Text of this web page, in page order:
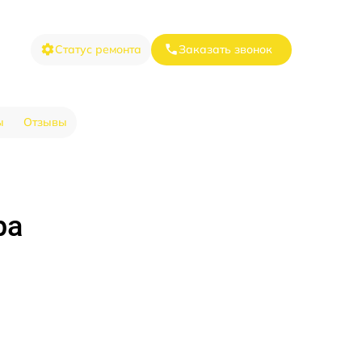
Статус ремонта Заказать звонок
Отзывы